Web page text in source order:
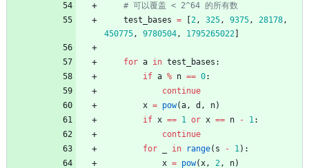
# 可以覆盖 < 2^64 的所有数
test_bases = 2, 325, 9375, 28178,
450775, 9780504, 1795265022
for a in test_bases :
if a % n == 0:
continue
x = pow(a, d , n)
if x == 1 or x == n - 1:
continue
for
in range( s - 1) :
x = pow(x, 2, n)